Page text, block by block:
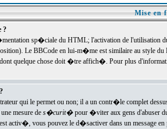
Mise en
?
sp�ciale du HTML; l'activation de l'utilisation
Le BBCode en lui-m�me est similaire au style
quelque chose doit �tre affich�. Pour plus
qui le permet ou non; il a un contr�le complet
mesure de s�curit�pour �viter aux gens d'abuser
activ�, vous pouvez le d�sactiver dans un message en